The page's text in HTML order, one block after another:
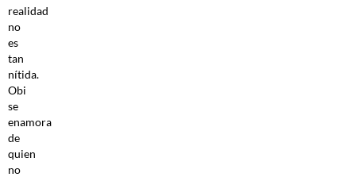
realidad
no
es
tan
nítida.
Obi
se
enamora
de
quien
no